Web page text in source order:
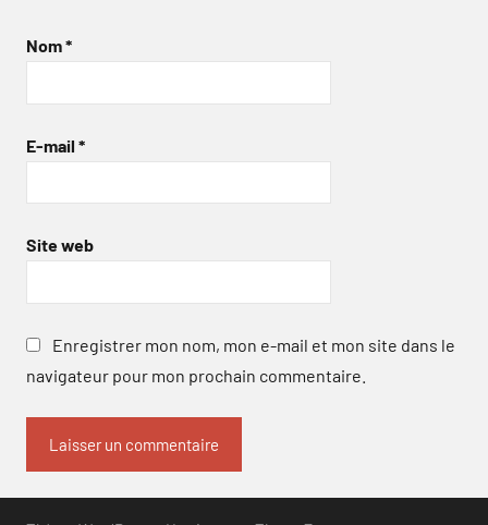
Nom*
E-mail *
Site web
Enregistrer mon nom, mon e-mail et mon site dans le
navigateur pour mon prochain commentaire.